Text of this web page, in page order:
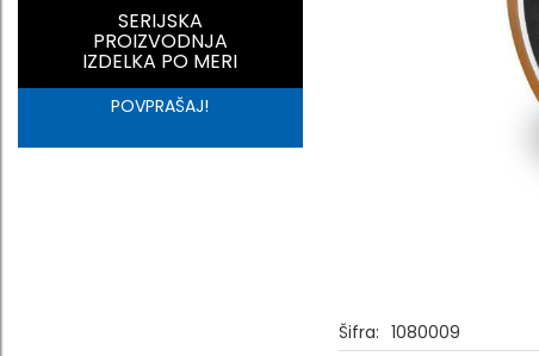
SERIJSKA
PROIZVODNJA
IZDELKA PO MERI
POVPRAŠAJ!
Šifra: 1080009